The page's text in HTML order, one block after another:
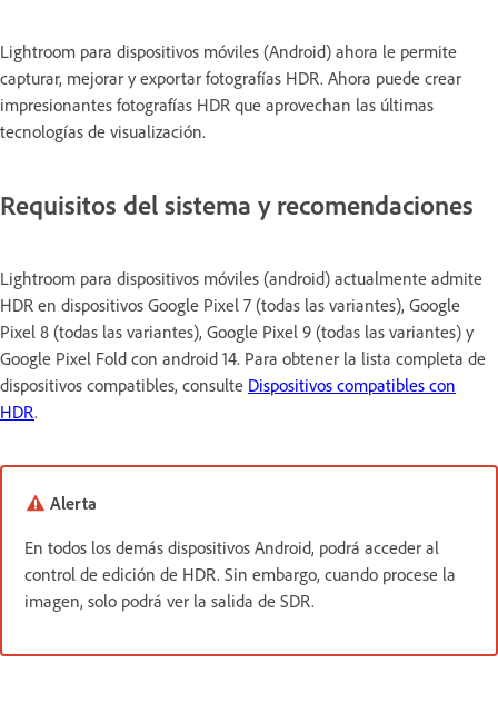
Lightroom para dispositivos móviles (Android) ahora le permite
capturar, mejorar y exportar fotografías HDR. Ahora puede crear
impresionantes fotografías HDR que aprovechan las últimas
tecnologías de visualización.
Requisitos del sistema y recomendaciones
Lightroom para dispositivos móviles (android) actualmente admite
HDR en dispositivos Google Pixel 7 (todas las variantes), Google
Pixel 8 (todas las variantes), Google Pixel 9 (todas las variantes) y
Google Pixel Fold con android 14. Para obtener la lista completa de
dispositivos compatibles, consulte Dispositivos compatibles con
HDR.
Alerta
En todos los demás dispositivos Android, podrá acceder al
control de edición de HDR. Sin embargo, cuando procese la
imagen, solo podrá ver la salida de SDR.